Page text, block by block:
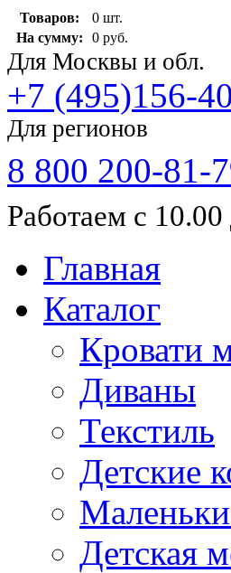
Товаров:
0 шт.
На сумму:
0 руб.
Для Москвы и обл.
+7 (495)156-
Для регионов
8 800 200-81-
Работаем с
Главная
Каталог
Кровати
Диваны
Текстиль
Детские
Детская